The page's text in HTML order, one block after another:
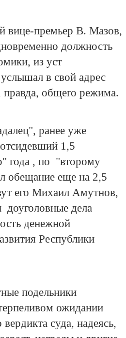
вице-премьер В. Мазов,
должность
из уст
в свой адрес
правда, общего режима.
ранее уже
1,5
года , по "второму
обещание еще на 2,5
его Михаил Амутнов,
доуголовные дела
денежной
Республики
подельники
ожидании
вердикта суда, надеясь,